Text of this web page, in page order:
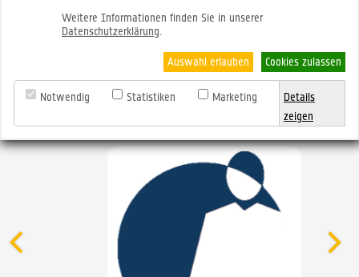
Weitere Informationen finden Sie in unserer
Datenschutzerklärung
Auswahl erlauben Cookies zulassen
Notwendig Statistiken Marketing
Details
zeigen
Middleware Nexus Personal
Version 5.20.0 - schlanke, schnell implementierte Lösung